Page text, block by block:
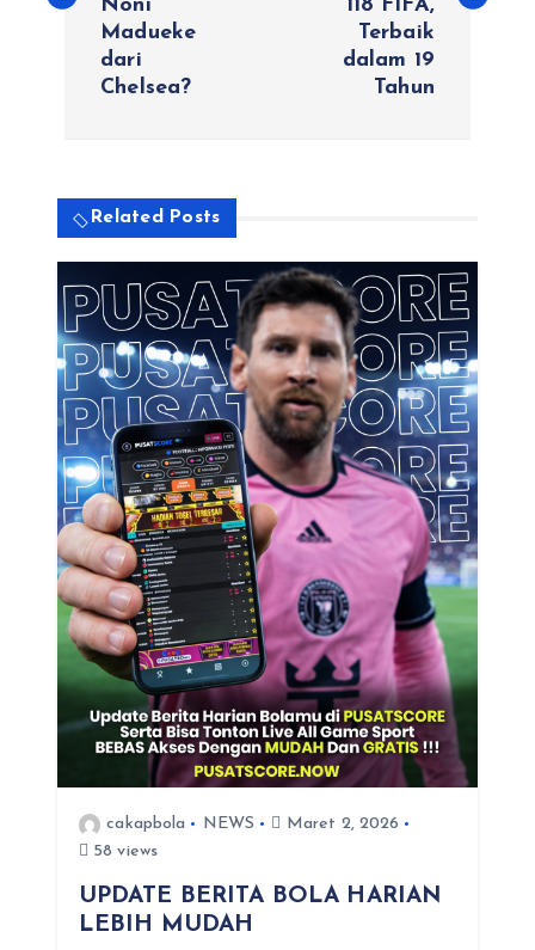
s
p
o
s
Noni
Madueke
dari
Chelsea?
118 FIFA,
Terbaik
dalam 19
Tahun
Related Posts
cakapbola NEWS
Maret 2, 2026
58 views
UPDATE BERITA BOLA HARIAN
LEBIH MUDAH